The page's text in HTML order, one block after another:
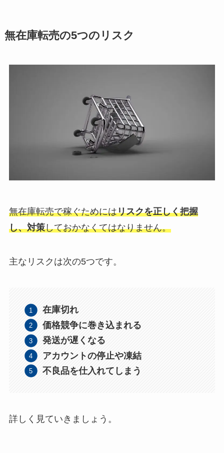
無在庫転売の5つのリスク
無在庫転売で稼ぐためにはリスクを正しく把握
し、対策しておかなくてはなりません。
主なリスクは次の5つです。
在庫切れ
価格競争に巻き込まれる
発送が遅くなる
アカウントの停止や凍結
不良品を仕入れてしまう
詳しく見ていきましょう。